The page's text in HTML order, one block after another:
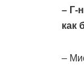
– Г-
как
–